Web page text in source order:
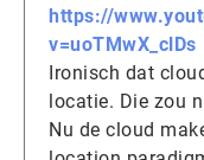
https://
v=uoTMwX_clDs
Ironisch dat
locatie. Die zou
Nu de cloud